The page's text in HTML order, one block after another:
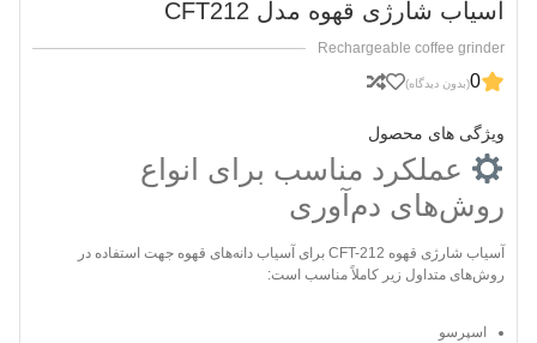
آسیاب شارژی قهوه مدل CFT212
Rechargeable coffee grinder
0(بدون دیدگاه)
ویژگی های محصول
عملکرد مناسب برای انواع
روش‌های دم‌آوری
آسیاب شارژی قهوه CFT-212 برای آسیاب دانه‌های قهوه جهت استفاده در
روش‌های متداول زیر کاملاً مناسب است:
اسپرسو